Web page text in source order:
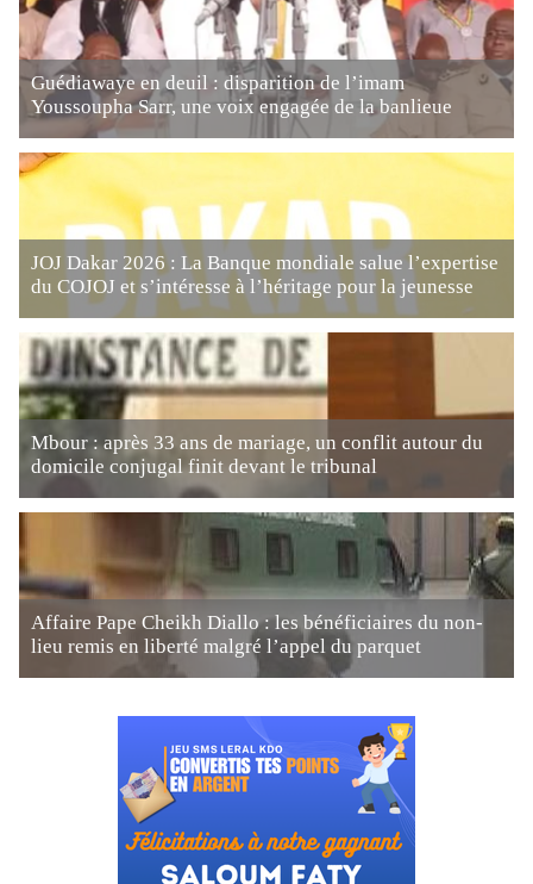
Guédiawaye en deuil : disparition de l’imam
Youssoupha Sarr, une voix engagée de la banlieue
JOJ Dakar 2026 : La Banque mondiale salue l’expertise
du COJOJ et s’intéresse à l’héritage pour la jeunesse
Mbour : après 33 ans de mariage, un conflit autour du
domicile conjugal finit devant le tribunal
Affaire Pape Cheikh Diallo : les bénéficiaires du non-
lieu remis en liberté malgré l’appel du parquet